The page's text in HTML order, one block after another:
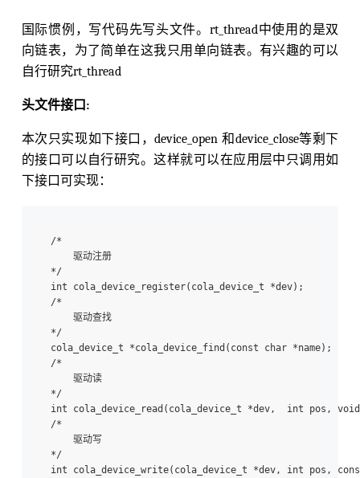
国际惯例，写代码先写头文件。rt_thread中使用的是双
向链表，为了简单在这我只用单向链表。有兴趣的可以
自行研究rt_thread
头文件接口:
本次只实现如下接口，device_open 和device_close等剩下
的接口可以自行研究。这样就可以在应用层中只调用如
下接口可实现：
/*
驱动注册
*/
int cola_device_register(cola_device_t *dev);
/*
驱动查找
*/
cola_device_t *cola_device_find(const char *name);
/*
驱动读
*/
int cola_device_read(cola_device_t *dev,  int pos,
/*
驱动写
*/
int cola_device_write(cola_device_t *dev, int pos,